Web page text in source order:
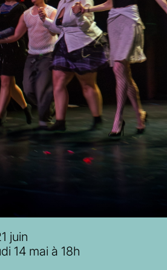
juin
14 mai à 18h